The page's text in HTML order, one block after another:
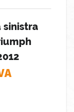
sinistra